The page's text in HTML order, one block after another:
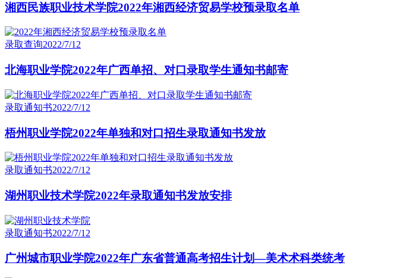
湘西民族职业技术学院2022年湘西经济贸易学校预录取名单
录取查询2022/7/12
北海职业学院2022年广西单招、对口录取学生通知书邮寄
录取通知书2022/7/12
梧州职业学院2022年单独和对口招生录取通知书发放
录取通知书2022/7/12
湖州职业技术学院2022年录取通知书发放安排
录取通知书2022/7/12
广州城市职业学院2022年广东省普通高考招生计划—美术术科类统考